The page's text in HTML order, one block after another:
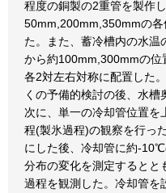
程度の銅製の2重管を製作
50mm,200mm,350mmの
た。また、蓄冷槽内の水温
から約100mm,300mmの位
各2対左右対称に配置した
くの予備的検討の後、水槽
次に、単一の冷却管位置を
程(製氷過程)の観察を行っ
にした後、冷却管に約-
分布の変化を測定するとと
過程を観測した。冷却管を